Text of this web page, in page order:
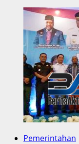
Pemerintahan